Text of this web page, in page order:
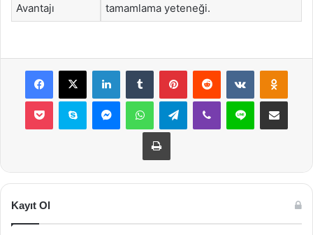
Avantajı
tamamlama yeteneği.
Facebook
X LinkedInTumblr PinterestReddit VKontakte
Pocket Skype MessengerWhatsAppTelegramViber Line E-Posta ile
Yazdır
Kayıt Ol